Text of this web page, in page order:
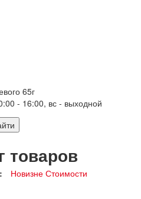
65г
- 16:00, вс - выходной
товаров
Новизне Стоимости